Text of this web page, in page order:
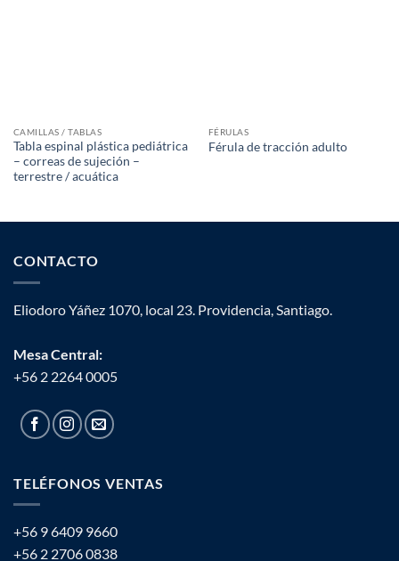
CAMILLAS / TABLAS
Tabla espinal plástica pediátrica
– correas de sujeción –
terrestre / acuática
FÉRULAS
Férula de tracción adulto
CONTACTO
Eliodoro Yáñez 1070, local 23. Providencia, Santiago.
Mesa Central:
+56 2 2264 0005
TELÉFONOS VENTAS
+56 9 6409 9660
+56 2 2706 0838